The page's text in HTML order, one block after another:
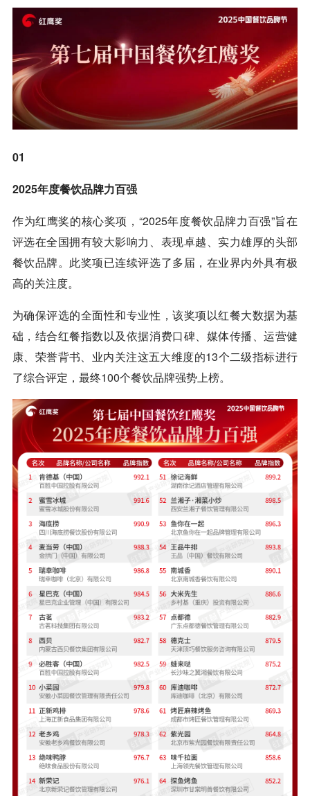
01
2025年度餐饮品牌力百强
作为红鹰奖的核心奖项，“2025年度餐饮品牌力百强”旨在
评选在全国拥有较大影响力、表现卓越、实力雄厚的头部
餐饮品牌。此奖项已连续评选了多届，在业界内外具有极
高的关注度。
为确保评选的全面性和专业性，该奖项以红餐大数据为基
础，结合红餐指数以及依据消费口碑、媒体传播、运营健
康、荣誉背书、业内关注这五大维度的13个二级指标进行
了综合评定，最终100个餐饮品牌强势上榜。